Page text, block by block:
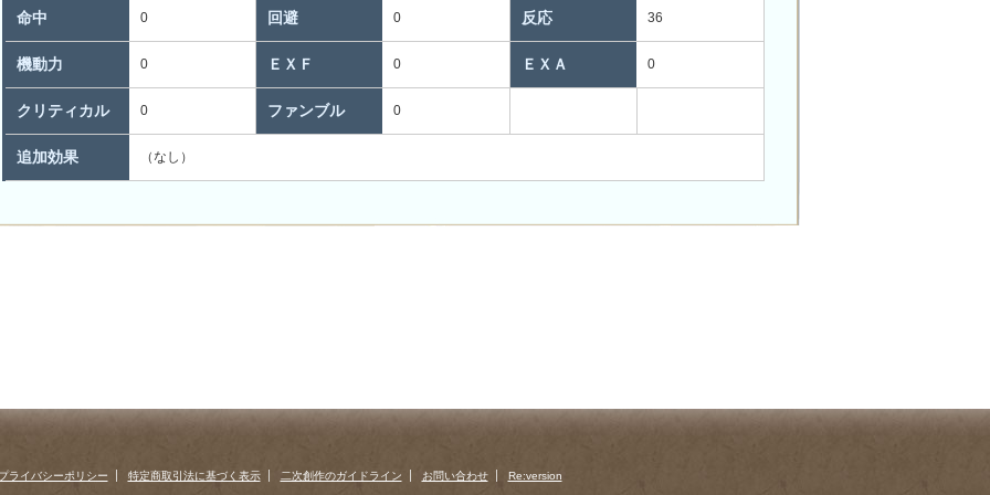
命中 0 回避 0 反応 36
機動力 0 ＥＸＦ 0 ＥＸＡ 0
クリティカル 0 ファンブル 0
追加効果 （なし）
ライバシーポリシー 特定商取引法に基づく表示 二次創作のガイドライン お問い合わせ Re:version